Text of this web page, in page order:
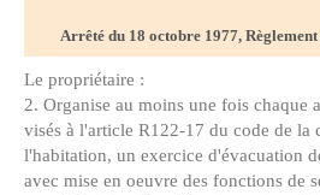
Arrêté du 18 octobre 1977,
Le propriétaire :
2. Organise au moins une fois chaque
visés à l'article R122-17 du code de la
l'habitation, un exercice d'évacuation
avec mise en oeuvre des fonctions de